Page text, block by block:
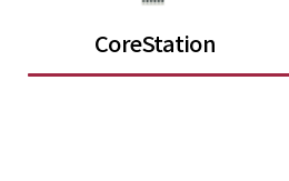
CoreStation